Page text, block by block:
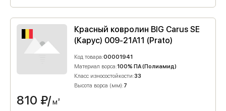
Красный ковролин BIG Carus SE
(Карус) 009-21A11 (Prato)
Код товара:00001941
Материал ворса:100% ПА (Полиамид)
Класс износостойкости:33
Высота ворса (мм):7
810 ₽/м²